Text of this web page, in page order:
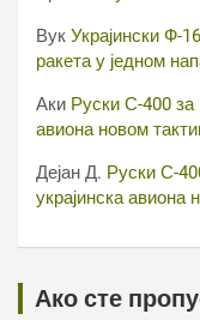
Вук Украјински Ф-
ракета у једном
Аки Руски С-400 за
авиона новом
Дејан Д. Руски С-
украјинска авиона
Ако сте